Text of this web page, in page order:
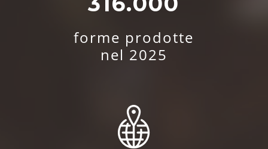
forme prodotte
nel 2025